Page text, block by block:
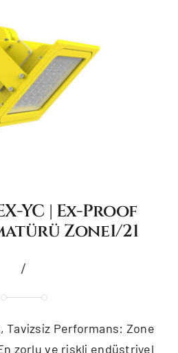
YC | Ex-Proof
Zone1/21
/
Tavizsiz Performans: Zone
zorlu ve riskli endüstriyel